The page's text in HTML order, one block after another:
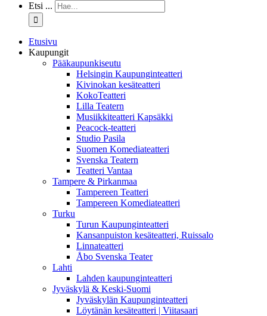
Etsi ...
Etusivu
Kaupungit
Pääkaupunkiseutu
Helsingin Kaupunginteatteri
Kivinokan kesäteatteri
KokoTeatteri
Lilla Teatern
Musiikkiteatteri Kapsäkki
Peacock-teatteri
Studio Pasila
Suomen Komediateatteri
Svenska Teatern
Teatteri Vantaa
Tampere & Pirkanmaa
Tampereen Teatteri
Tampereen Komediateatteri
Turku
Turun Kaupunginteatteri
Kansanpuiston kesäteatteri, Ruissalo
Linnateatteri
Åbo Svenska Teater
Lahti
Lahden kaupunginteatteri
Jyväskylä & Keski-Suomi
Jyväskylän Kaupunginteatteri
Löytänän kesäteatteri | Viitasaari